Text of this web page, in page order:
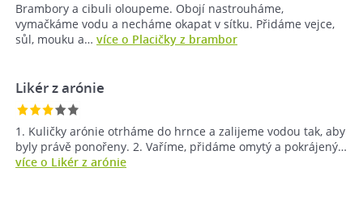
Brambory a cibuli oloupeme. Obojí nastrouháme,
vymačkáme vodu a necháme okapat v sítku. Přidáme vejce,
sůl, mouku a… více o Placičky z brambor
Likér z arónie
1. Kuličky arónie otrháme do hrnce a zalijeme vodou tak, aby
byly právě ponořeny. 2. Vaříme, přidáme omytý a pokrájený…
více o Likér z arónie